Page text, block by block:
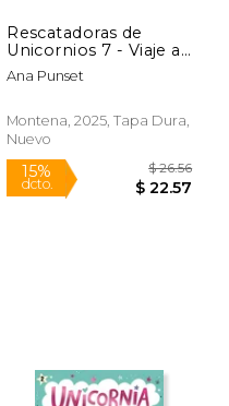
Rescatadoras de
Unicornios 7 - Viaje al
País de las Ninfas
Ana Punset
Montena, 2025, Tapa Dura,
Nuevo